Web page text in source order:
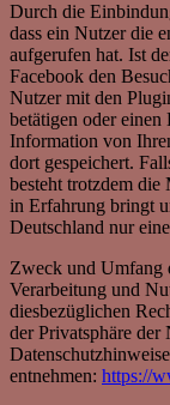
Durch die
dass ein Nutzer die
aufgerufen hat. Ist
Facebook den
Nutzer mit den
betätigen oder einen
Information von
dort gespeichert.
besteht trotzdem die
in Erfahrung bringt
Deutschland nur
Zweck und Umfang
Verarbeitung und
diesbezüglichen
der Privatsphäre der
entnehmen: https://